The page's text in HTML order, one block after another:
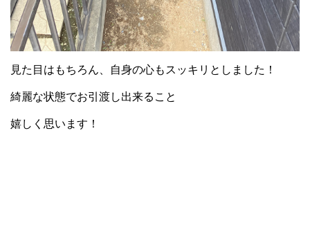
見た目はもちろん、自身の心もスッキリとしました！
綺麗な状態でお引渡し出来ること
嬉しく思います！